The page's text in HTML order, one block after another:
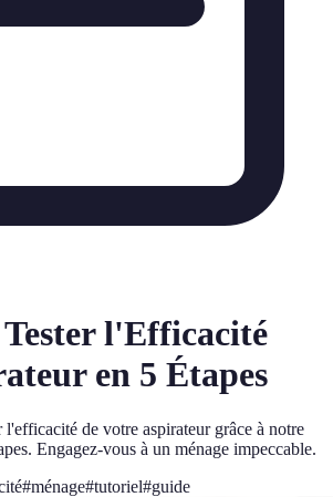
l'Efficacité
en 5 Étapes
de votre aspirateur grâce à notre
Engagez-vous à un ménage impeccable.
#ménage#tutoriel#guide